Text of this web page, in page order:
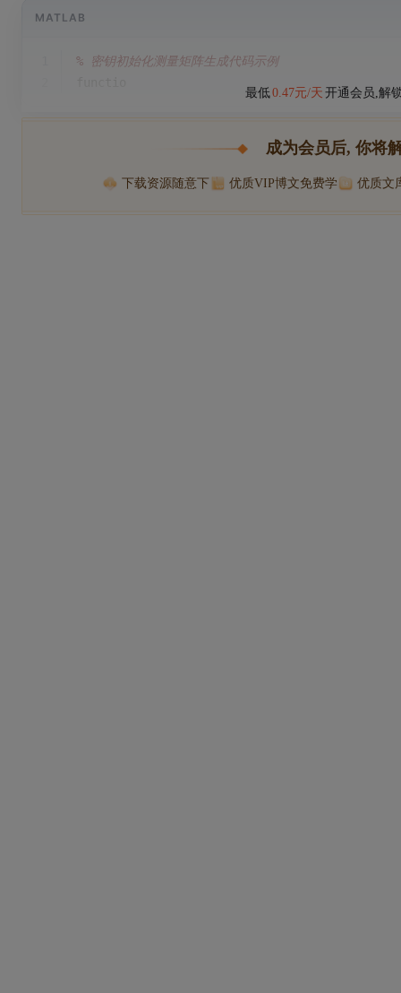
MATLAB
% 密钥初始化测量矩阵生成代码示例
最低0.47元/天 开通会员,解
成为会员后, 你将
下载资源随意下 优质VIP博文免费学 优质文